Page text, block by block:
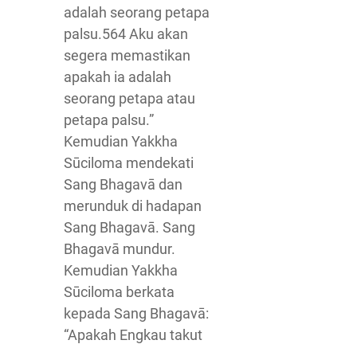
adalah seorang petapa
palsu.564 Aku akan
segera memastikan
apakah ia adalah
seorang petapa atau
petapa palsu.”
Kemudian Yakkha
Sūciloma mendekati
Sang Bhagavā dan
merunduk di hadapan
Sang Bhagavā. Sang
Bhagavā mundur.
Kemudian Yakkha
Sūciloma berkata
kepada Sang Bhagavā:
“Apakah Engkau takut